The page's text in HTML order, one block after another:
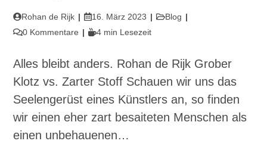
Beitrags-
Autor:
Rohan de Rijk
Beitrag
veröffentlicht:
16. März 2023
Beitrags-
Blog
Beitrags-
0 Kommentare Lesedauer:
4 min Lesezeit
Alles bleibt anders. Rohan de Rijk Grober
Klotz vs. Zarter Stoff Schauen wir uns das
Seelengerüst eines Künstlers an, so finden
wir einen eher zart besaiteten Menschen als
einen unbehauenen…